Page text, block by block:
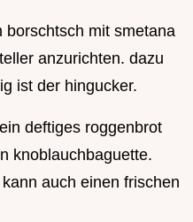
borschtsch mit smetana
anzurichten. dazu
ist der hingucker.
deftiges roggenbrot
knoblauchbaguette.
auch einen frischen